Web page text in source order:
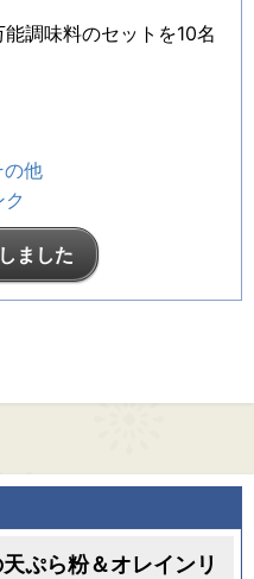
調味料のセットを10名
の他
ました
ぷら粉＆オレインリ